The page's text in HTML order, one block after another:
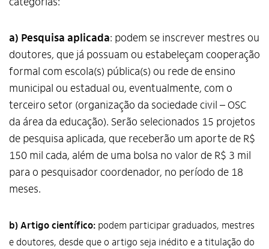
a) Pesquisa aplicada: podem se inscrever mestres ou
doutores, que já possuam ou estabeleçam cooperação
formal com escola(s) pública(s) ou rede de ensino
municipal ou estadual ou, eventualmente, com o
terceiro setor (organização da sociedade civil – OSC
da área da educação). Serão selecionados 15 projetos
de pesquisa aplicada, que receberão um aporte de R$
150 mil cada, além de uma bolsa no valor de R$ 3 mil
para o pesquisador coordenador, no período de 18
meses.
b) Artigo científico: podem participar graduados, mestres
e doutores, desde que o artigo seja inédito e a titulação do